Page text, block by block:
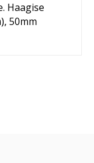
Haagise
50mm